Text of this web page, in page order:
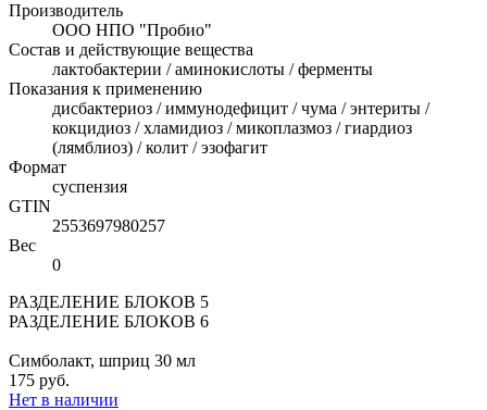
Производитель
ООО НПО "Пробио"
Состав и действующие вещества
лактобактерии / аминокислоты / ферменты
Показания к применению
дисбактериоз / иммунодефицит / чума / энтериты /
кокцидиоз / хламидиоз / микоплазмоз / гиардиоз
(лямблиоз) / колит / эзофагит
Формат
суспензия
GTIN
2553697980257
Вес
0
РАЗДЕЛЕНИЕ БЛОКОВ 5
РАЗДЕЛЕНИЕ БЛОКОВ 6
Симболакт, шприц 30 мл
175 руб.
Нет в наличии